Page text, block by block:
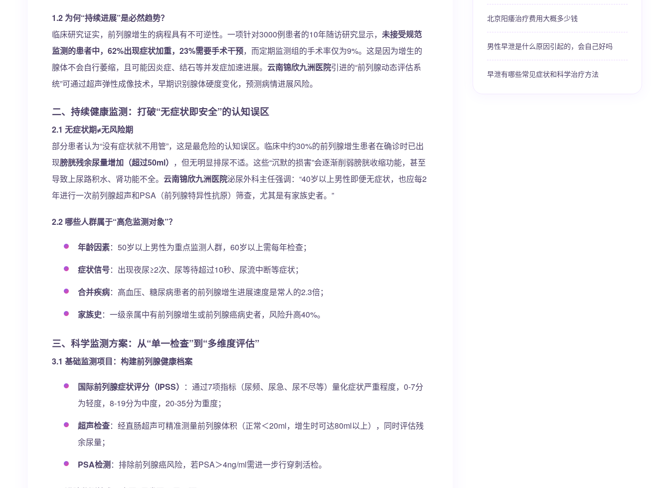
1.2 为何“持续进展”是必然趋势？
临床研究证实，前列腺增生的病程具有不可逆性。一项针对3000例患者的10年随访研究显示， 未接受规范
监测的患者中，62%出现症状加重，23%需要手术干预，而定期监测组的手术率仅为9%。这是因为增生的
腺体不会自行萎缩，且可能因炎症、结石等并发症加速进展。 云南锦欣九洲医院引进的“前列腺动态评估系
统”可通过超声弹性成像技术，早期识别腺体硬度变化，预测病情进展风险。
二、持续健康监测：打破“无症状即安全”的认知误区
2.1 无症状期≠无风险期
部分患者认为“没有症状就不用管”，这是最危险的认知误区。临床中约30%的前列腺增生患者在确诊时已出
现膀胱残余尿量增加（超过50ml） ，但无明显排尿不适。这些“沉默的损害”会逐渐削弱膀胱收缩功能，甚至
导致上尿路积水、肾功能不全。 云南锦欣九洲医院泌尿外科主任强调：“40岁以上男性即便无症状，也应每2
年进行一次前列腺超声和PSA（前列腺特异性抗原）筛查，尤其是有家族史者。”
2.2 哪些人群属于“高危监测对象”？
年龄因素：50岁以上男性为重点监测人群，60岁以上需每年检查；
症状信号：出现夜尿≥2次、尿等待超过10秒、尿流中断等症状；
合并疾病：高血压、糖尿病患者的前列腺增生进展速度是常人的2.3倍；
家族史：一级亲属中有前列腺增生或前列腺癌病史者，风险升高40%。
三、科学监测方案：从“单一检查”到“多维度评估”
3.1 基础监测项目：构建前列腺健康档案
国际前列腺症状评分（IPSS） ：通过7项指标（尿频、尿急、尿不尽等）量化症状严重程度，0-7分
为轻度，8-19分为中度，20-35分为重度；
超声检查：经直肠超声可精准测量前列腺体积（正常＜20ml，增生时可达80ml以上），同时评估残
余尿量；
PSA检测：排除前列腺癌风险，若PSA＞4ng/ml需进一步行穿刺活检。
北京阳痿治疗费用大概多少钱
男性早泄是什么原因引起的，会自己好吗
早泄有哪些常见症状和科学治疗方法